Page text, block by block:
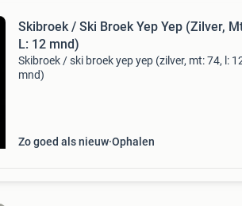
Skibroek / Ski Broek Yep Yep (Zilver,
L: 12 mnd)
Skibroek / ski broek yep yep (zilver, mt: 74, l:
mnd)
Zo goed als nieuw Ophalen